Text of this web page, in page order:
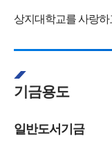
상지대학교를 사랑
기금용도
일반도서기금